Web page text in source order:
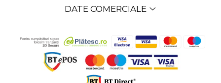
DATE COMERCIALE